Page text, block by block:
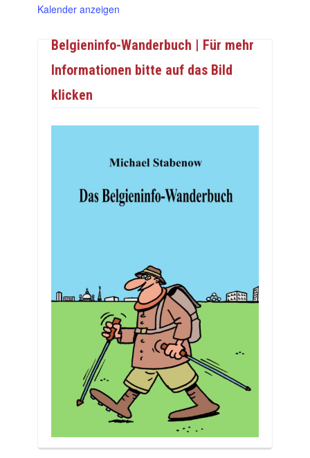
Kalender anzeigen
Belgieninfo-Wanderbuch | Für mehr
Informationen bitte auf das Bild
klicken